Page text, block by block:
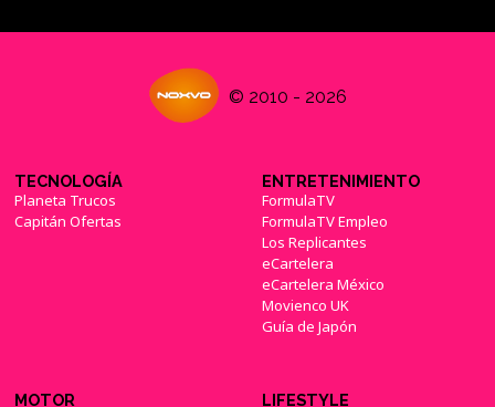
© 2010 - 2026
TECNOLOGÍA
Planeta Trucos
Capitán Ofertas
ENTRETENIMIENTO
FormulaTV
FormulaTV Empleo
Los Replicantes
eCartelera
eCartelera México
Movienco UK
Guía de Japón
MOTOR LIFESTYLE